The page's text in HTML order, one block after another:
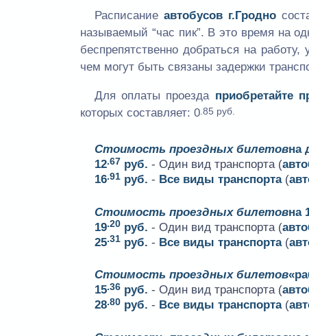
Расписаниеавтобусов г.Гродно
называемый “час пик”. В это время на
беспрепятственно добраться на
чем могут быть связаны задержки
Для оплаты проезда приобретайте
которых составляет: 0 .85 руб.
Стоимость проездных билетовна
12.67 руб. - Один вид транспорта (
16.91 руб. - Все виды транспорта(
Стоимость проездных билетовна
19.20 руб. - Один вид транспорта (
25.31 руб. - Все виды транспорта(
Стоимость проездных билетов
15.36 руб. - Один вид транспорта (
28.80 руб. - Все виды транспорта(